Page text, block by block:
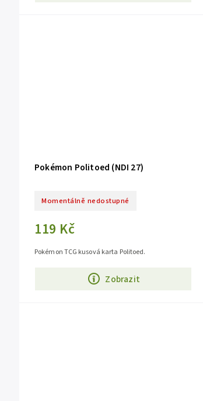
Pokémon Politoed (NDI 27)
Momentálně nedostupné
119 Kč
Zobrazit
Pokémon TCG kusová karta Politoed.